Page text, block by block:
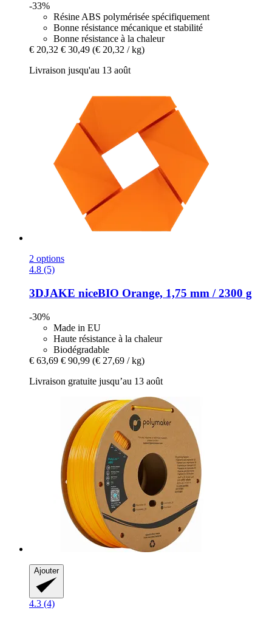
-33%
Résine ABS polymérisée spécifiquement
Bonne résistance mécanique et stabilité
Bonne résistance à la chaleur
€ 20,32 € 30,49 (€ 20,32 / kg)
Livraison jusqu'au 13 août
2 options
4.8 (5)
3DJAKE niceBIO Orange, 1,75 mm / 2300 g
-30%
Made in EU
Haute résistance à la chaleur
Biodégradable
€ 63,69 € 90,99 (€ 27,69 / kg)
Livraison gratuite jusqu’au 13 août
Ajouter
4.3 (4)